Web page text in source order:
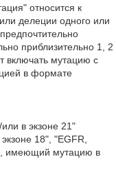
относится к
делеции одного или
приблизительно 1, 2
включать мутацию с
в формате
в экзоне 21"
18", "EGFR,
имеющий мутацию в